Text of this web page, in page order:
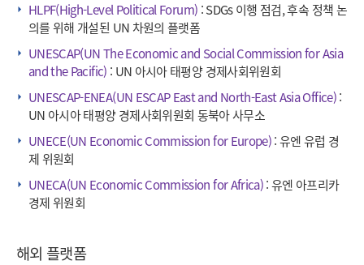
HLPF(High-Level Political Forum) : SDGs 이행 점검, 후속 정책 논
의를 위해 개설된 UN 차원의 플랫폼
UNESCAP(UN The Economic and Social Commission for Asia
and the Pacific) : UN 아시아 태평양 경제사회위원회
UNESCAP-ENEA(UN ESCAP East and North-East Asia Office):
UN 아시아 태평양 경제사회위원회 동북아 사무소
UNECE(UN Economic Commission for Europe): 유엔 유럽 경
제 위원회
UNECA(UN Economic Commission for Africa): 유엔 아프리카
경제 위원회
해외 플랫폼